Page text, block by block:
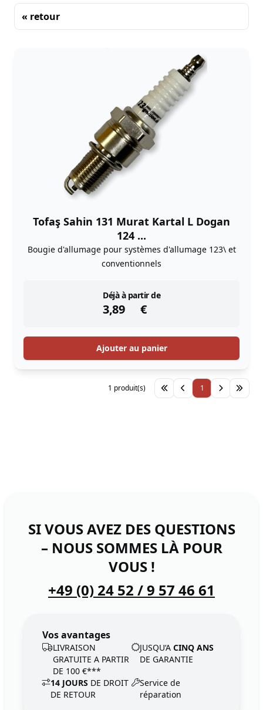
« retour
Tofaş Sahin 131 Murat Kartal L Dogan
124 ...
Bougie d'allumage pour systèmes d'allumage 123\ et
conventionnels
Déjà à partir de
3,89 €
instock
Ajouter au panier
1
1 produit(s)
SI VOUS AVEZ DES QUESTIONS
– NOUS SOMMES LÀ POUR
VOUS !
+49 (0) 24 52 / 9 57 46 61
Vos avantages
LIVRAISON
GRATUITE A PARTIR
DE 100 €***
JUSQU‘A CINQ ANS
DE GARANTIE
14 JOURS DE DROIT
DE RETOUR
Service de
réparation